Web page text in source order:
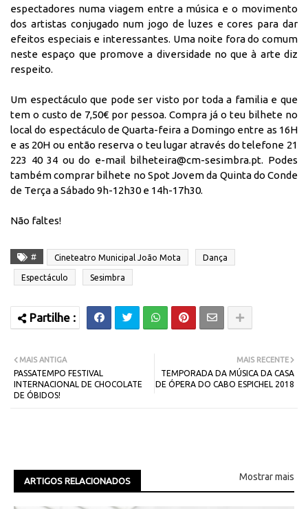
espectadores numa viagem entre a música e o movimento
dos artistas conjugado num jogo de luzes e cores para dar
efeitos especiais e interessantes. Uma noite fora do comum
neste espaço que promove a diversidade no que à arte diz
respeito.
Um espectáculo que pode ser visto por toda a familia e que
tem o custo de 7,50€ por pessoa. Compra já o teu bilhete no
local do espectáculo de Quarta-feira a Domingo entre as 16H
e as 20H ou então reserva o teu lugar através do telefone 21
223 40 34 ou do e-mail bilheteira@cm-sesimbra.pt. Podes
também comprar bilhete no Spot Jovem da Quinta do Conde
de Terça a Sábado 9h-12h30 e 14h-17h30.
Não faltes!
# Cineteatro Municipal João Mota Dança
Espectáculo Sesimbra
MAIS RECENTE
TEMPORADA DA MÚSICA DA CASA
DE ÓPERA DO CABO ESPICHEL 2018
MAIS ANTIGA
PASSATEMPO FESTIVAL
INTERNACIONAL DE CHOCOLATE
DE ÓBIDOS!
ARTIGOS RELACIONADOS Mostrar mais